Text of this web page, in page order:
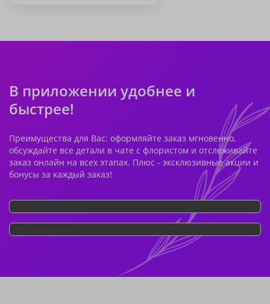
В приложении удобнее и
быстрее!
Преимущества для Вас: оформляйте заказ мгновенно,
обсуждайте все детали в чате с флористом и отслеживайте
заказ онлайн на всех этапах. Плюс - эксклюзивные акции и
бонусы за каждый заказ!